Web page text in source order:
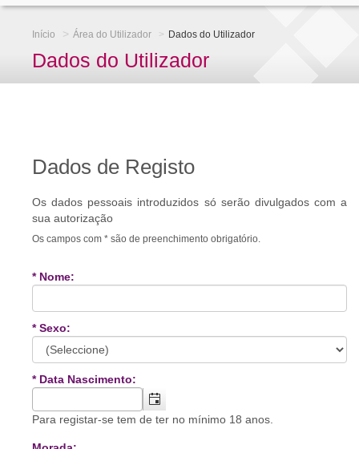
Início Área do Utilizador Dados do Utilizador
Dados do Utilizador
Dados de Registo
Os dados pessoais introduzidos só serão divulgados com a
sua autorização
Os campos com * são de preenchimento obrigatório.
* Nome:
* Sexo:
* Data Nascimento:
Para registar-se tem de ter no mínimo 18 anos.